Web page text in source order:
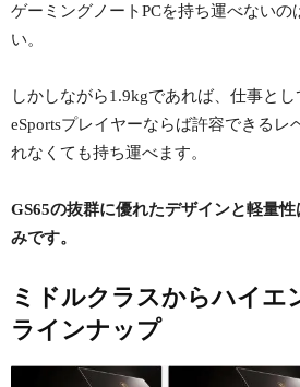
ゲーミングノートPCを持ち運べないの
い。
しかしながら1.9kgであれば、仕事と
eSportsプレイヤーならば許容できるレ
れなくても持ち運べます。
GS65の抜群に優れたデザインと軽量
みです。
ミドルクラスからハイエ
ラインナップ